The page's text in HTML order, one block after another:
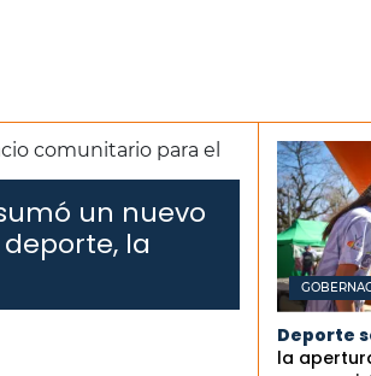
un nuevo
la
Deporte
la